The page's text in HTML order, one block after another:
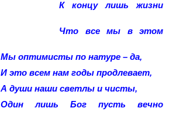
К концу лишь жизни
Что все мы в этом
Мы оптимисты по натуре – да,
И это всем нам годы продлевает,
А души наши светлы и чисты,
Один лишь Бог пусть вечно